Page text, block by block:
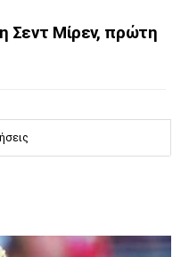
Σεντ Μίρεν, πρώτη
4 ετών πνίγηκε
Ισόπαλο το φιλικό